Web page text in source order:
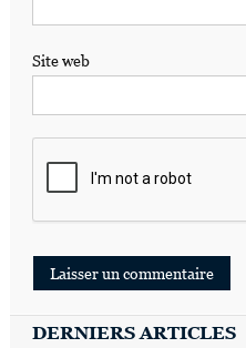
Site web
DERNIERS ARTICLES